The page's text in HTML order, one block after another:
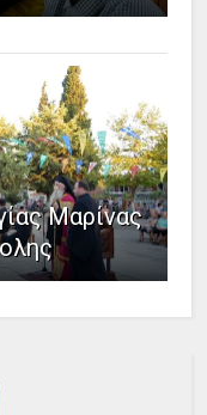
Μαρίνας